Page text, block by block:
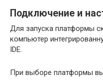
Подключение и
Для запуска платформы
компьютер
IDE.
При выборе платформы